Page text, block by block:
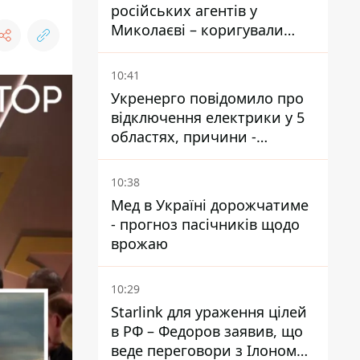
російських агентів у
Миколаєві – коригували
удари по місту
10:41
Укренерго повідомило про
відключення електрики у 5
областях, причини -
обстріли та спека
10:38
Мед в Україні дорожчатиме
- прогноз пасічників щодо
врожаю
10:29
Starlink для ураження цілей
в РФ – Федоров заявив, що
веде переговори з Ілоном